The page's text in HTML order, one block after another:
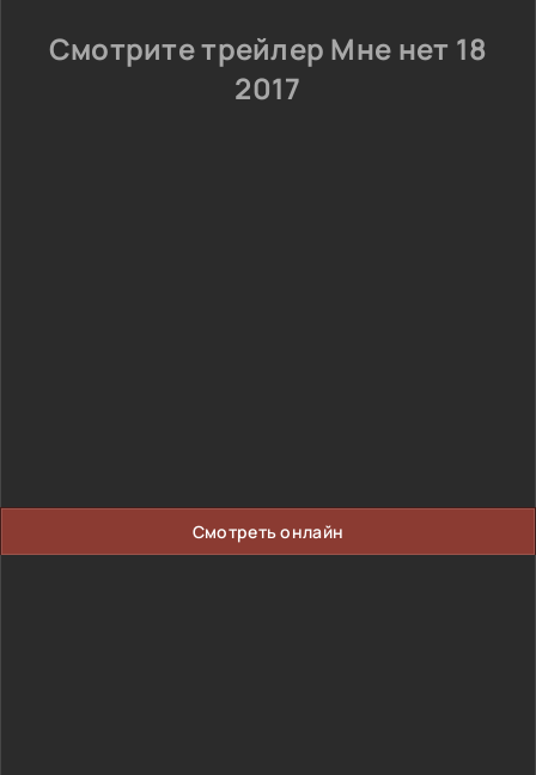
Смотрите трейлер Мне нет 18
2017
Смотреть онлайн